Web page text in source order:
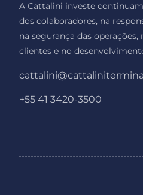
A Cattalini investe
dos colaboradores, na
na segurança das
clientes e no
+55 41 3420-3500